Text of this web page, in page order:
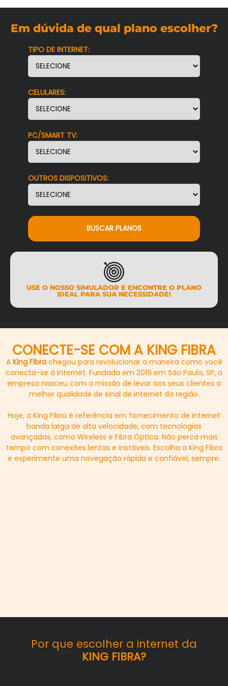
Em dúvida de qual plano escolher?
TIPO DE INTERNET:
CELULARES:
PC/SMART TV:
OUTROS DISPOSITIVOS:
BUSCAR PLANOS
USE O NOSSO SIMULADOR E ENCONTRE O PLANO
IDEAL PARA SUA NECESSIDADE!
CONECTE-SE COM A KING FIBRA
A King Fibrachegou para revolucionar a maneira como você
conecta-se à internet. Fundada em 2019 em São Paulo, SP, a
empresa nasceu com a missão de levar aos seus clientes a
melhor qualidade de sinal de internet da região.
Hoje, a King Fibra é referência em fornecimento de internet
banda larga de alta velocidade, com tecnologias
avançadas, como Wireless e Fibra Óptica. Não perca mais
tempo com conexões lentas e instáveis. Escolha a King Fibra
e experimente uma navegação rápida e confiável, sempre.
Por que escolher a internet da
KING FIBRA?